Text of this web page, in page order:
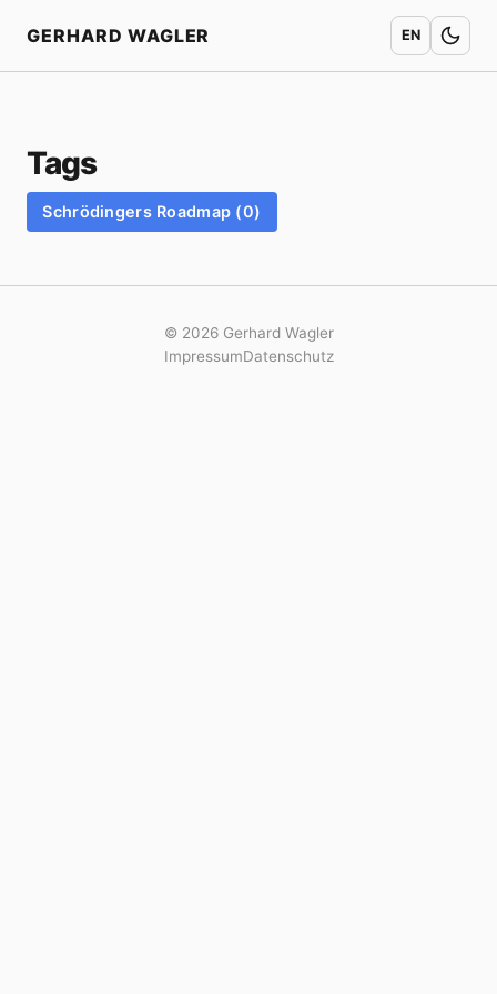
GERHARD WAGLER EN
Tags
Schrödingers Roadmap (0)
© 2026 Gerhard Wagler
ImpressumDatenschutz